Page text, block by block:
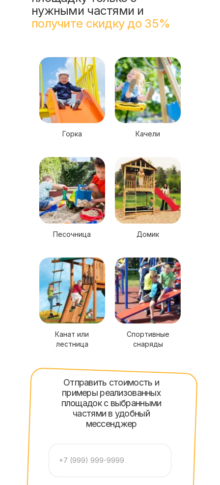
нужными частями и
получите скидку до 35%
Горка Качели
Песочница Домик
Канат или
лестница
Спортивные
снаряды
Отправить стоимость и
примеры реализованных
площадок с выбранными
частями в удобный
мессенджер